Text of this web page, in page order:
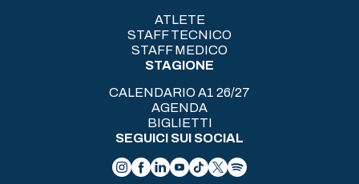
ATLETE
STAFF TECNICO
STAFF MEDICO
STAGIONE
CALENDARIO A1 26/27
AGENDA
BIGLIETTI
SEGUICI SUI SOCIAL